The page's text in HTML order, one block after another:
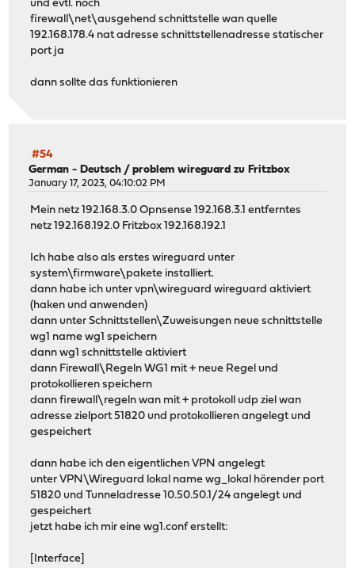
und evtl. noch
firewall\net\ausgehend schnittstelle wan quelle
192.168.178.4 nat adresse schnittstellenadresse statischer
port ja
dann sollte das funktionieren
#54
German - Deutsch /problem wireguard zu Fritzbox
January 17, 2023, 04:10:02 PM
Mein netz 192.168.3.0 Opnsense 192.168.3.1 entferntes
netz 192.168.192.0 Fritzbox 192.168.192.1
Ich habe also als erstes wireguard unter
system\firmware\pakete installiert.
dann habe ich unter vpn\wireguard wireguard aktiviert
(haken und anwenden)
dann unter Schnittstellen\Zuweisungen neue schnittstelle
wg1 name wg1 speichern
dann wg1 schnittstelle aktiviert
dann Firewall\Regeln WG1 mit + neue Regel und
protokollieren speichern
dann firewall\regeln wan mit + protokoll udp ziel wan
adresse zielport 51820 und protokollieren angelegt und
gespeichert
dann habe ich den eigentlichen VPN angelegt
unter VPN\Wireguard lokal name wg_lokal hörender port
51820 und Tunneladresse 10.50.50.1/24 angelegt und
gespeichert
jetzt habe ich mir eine wg1.conf erstellt:
[Interface]